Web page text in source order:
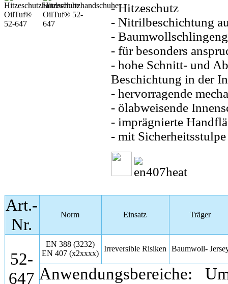
- Hitzeschutz
- Nitrilbeschichtung
-
- für besonders
- hohe Schnitt- und
Beschichtung in der
- hervorragende
- ölabweisende
- imprägnierte
- mit Sicherheitsstulpe
Art.-
Nr.
Norm Einsatz Träger
52-
647
EN 388 (3232)
EN 407 (x2xxxx)
Irreversible Risiken Baumwoll-
Anwendungsbereiche: